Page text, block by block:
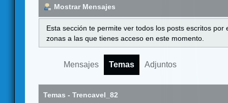
Mostrar Mensajes
Esta sección te permite ver todos los posts escritos
zonas a las que tienes acceso en este momento.
Mensajes Temas Adjuntos
Temas - Trencavel_82